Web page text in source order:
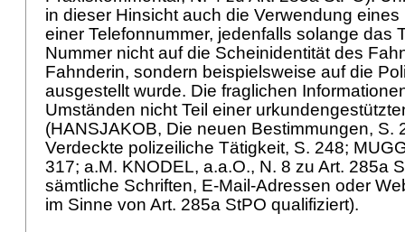
in dieser Hinsicht auch die Verwendung
einer Telefonnummer, jedenfalls solange das
Nummer nicht auf die Scheinidentität des
Fahnderin, sondern beispielsweise auf die
ausgestellt wurde. Die fraglichen
Umständen nicht Teil einer
(HANSJAKOB, Die neuen Bestimmungen, S.
Verdeckte polizeiliche Tätigkeit, S. 248;
317; a.M. KNODEL, a.a.O., N. 8 zu Art. 285a
sämtliche Schriften, E-Mail-Adressen oder
im Sinne von Art. 285a StPO qualifiziert).